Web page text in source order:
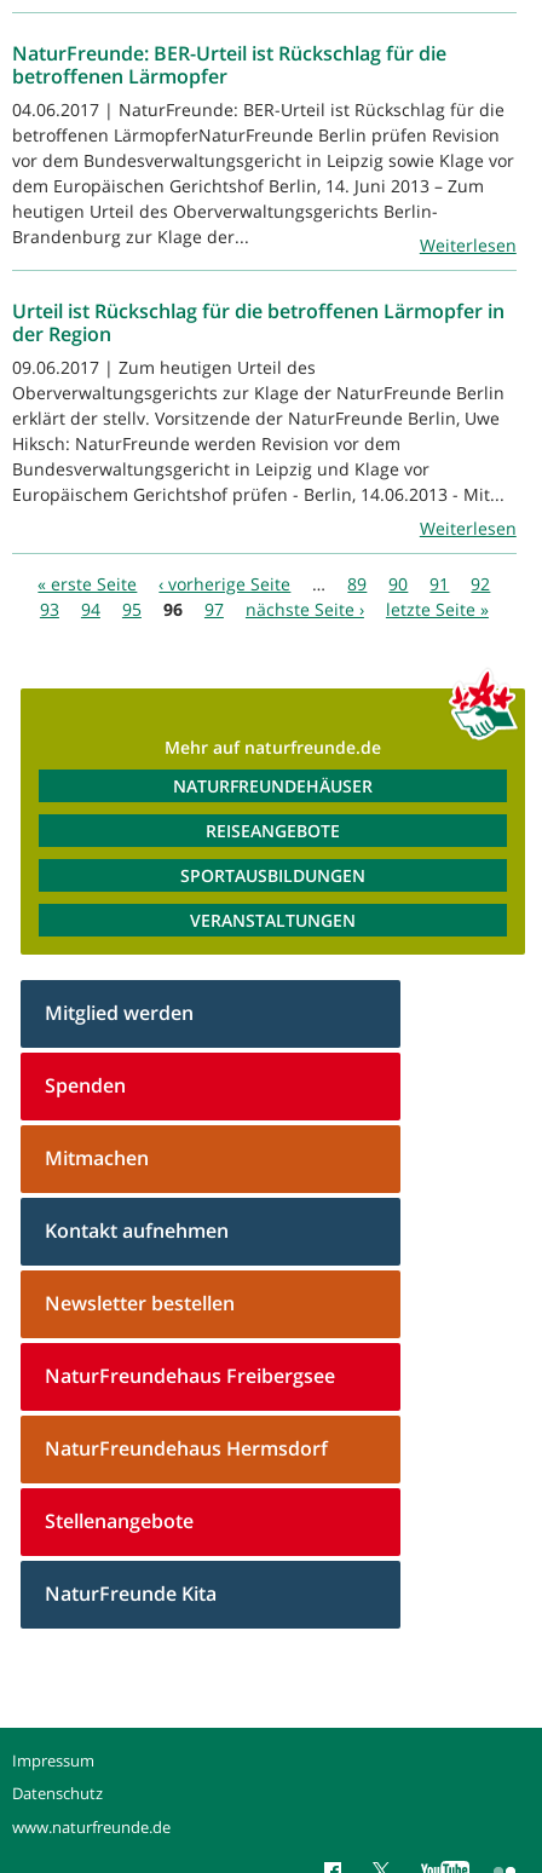
NaturFreunde: BER-Urteil ist Rückschlag für die
betroffenen Lärmopfer
04.06.2017 | NaturFreunde: BER-Urteil ist Rückschlag für die
betroffenen LärmopferNaturFreunde Berlin prüfen Revision
vor dem Bundesverwaltungsgericht in Leipzig sowie Klage vor
dem Europäischen Gerichtshof Berlin, 14. Juni 2013 – Zum
heutigen Urteil des Oberverwaltungsgerichts Berlin-
Brandenburg zur Klage der...
Weiterlesen
Urteil ist Rückschlag für die betroffenen Lärmopfer in
der Region
09.06.2017 | Zum heutigen Urteil des
Oberverwaltungsgerichts zur Klage der NaturFreunde Berlin
erklärt der stellv. Vorsitzende der NaturFreunde Berlin, Uwe
Hiksch: NaturFreunde werden Revision vor dem
Bundesverwaltungsgericht in Leipzig und Klage vor
Europäischem Gerichtshof prüfen - Berlin, 14.06.2013 - Mit...
Weiterlesen
Seiten
« erste Seite ‹ vorherige Seite … 89 90 91
92
93
94 95 96 97 nächste Seite › letzte Seite »
Mehr auf naturfreunde.de
NATURFREUNDEHÄUSER
REISEANGEBOTE
SPORTAUSBILDUNGEN
VERANSTALTUNGEN
Mitglied werden
Spenden
Mitmachen
Kontakt aufnehmen
Newsletter bestellen
NaturFreundehaus Freibergsee
NaturFreundehaus Hermsdorf
Stellenangebote
NaturFreunde Kita
Impressum
Datenschutz
www.naturfreunde.de